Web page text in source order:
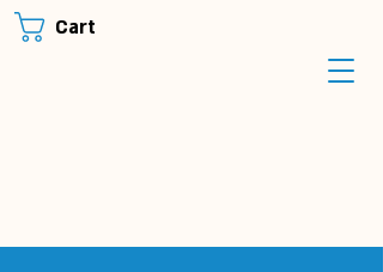
Cart